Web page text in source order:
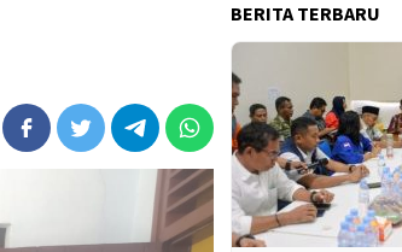
BERITA TERBARU